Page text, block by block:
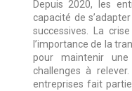
Depuis 2020, les
capacité de
successives. La
l’importance de la
pour maintenir
challenges à
entreprises fait